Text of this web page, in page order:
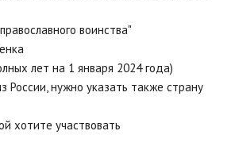
воинства"
лет на 1 января 2024 года)
России, нужно указать также страну
хотите участвовать